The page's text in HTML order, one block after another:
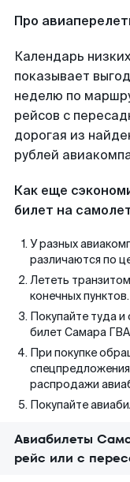
Про
Календарь
показывает
неделю по
рейсов с
дорогая из
рублей
Как еще
билет на
У разных
различаются по
Лететь
конечных пунктов.
Покупайте туда
билет Самара
При покупке
спецпредложения
распродажи
Покупайте
Авиабилеты
рейс или с